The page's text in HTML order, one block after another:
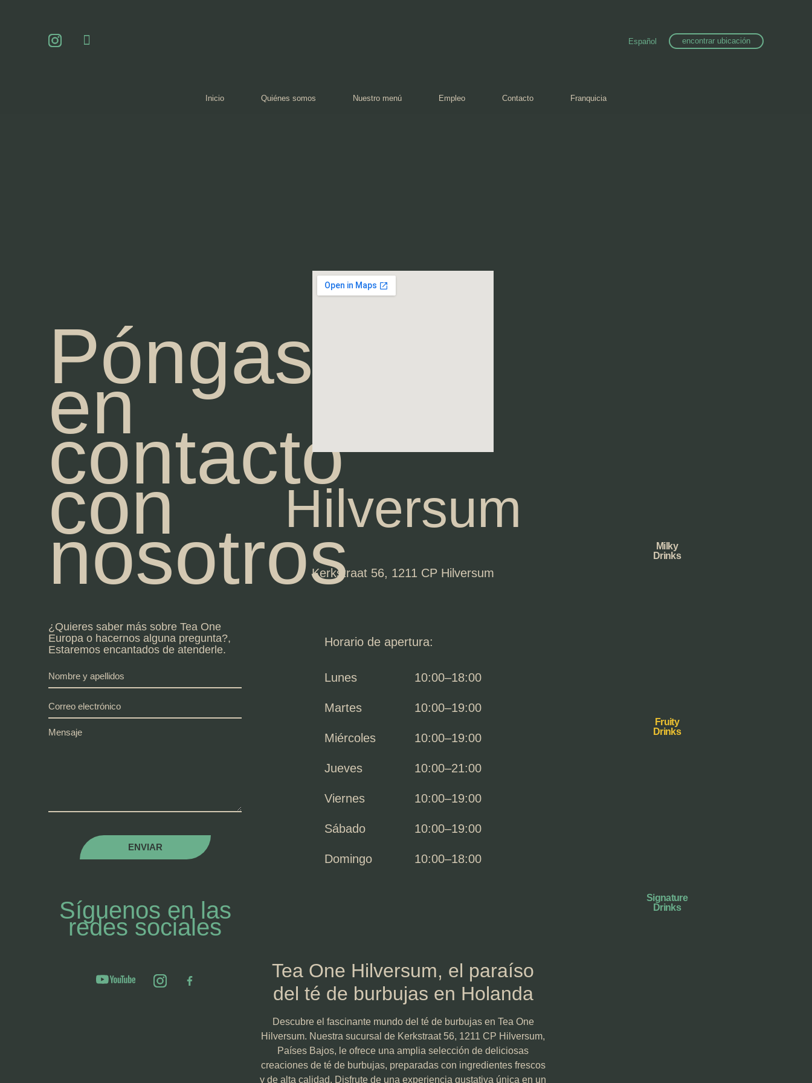
Español encontrar ubicación
Inicio Quiénes somos Nuestro menú Empleo Contacto Franquicia
Póngase
en
contacto
con
nosotros
¿Quieres saber más sobre Tea One
Europa o hacernos alguna pregunta?,
Estaremos encantados de atenderle.
ENVIAR
Síguenos en las
redes sociales
Hilversum
Kerkstraat 56, 1211 CP Hilversum
Horario de apertura:
Lunes 10:00–18:00
Martes 10:00–19:00
Miércoles 10:00–19:00
Jueves 10:00–21:00
Viernes 10:00–19:00
Sábado 10:00–19:00
Domingo 10:00–18:00
Tea One Hilversum, el paraíso
del té de burbujas en Holanda
Descubre el fascinante mundo del té de burbujas en Tea One
Hilversum. Nuestra sucursal de Kerkstraat 56, 1211 CP Hilversum,
Países Bajos, le ofrece una amplia selección de deliciosas
creaciones de té de burbujas, preparadas con ingredientes frescos
y de alta calidad. Disfrute de una experiencia gustativa única en un
Milky
Drinks
Fruity
Drinks
Signature
Drinks